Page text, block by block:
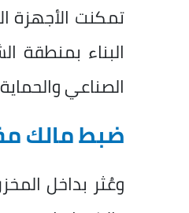
تمكنت الأجهزة
البناء بمنطقة
الصناعي
ضبط مالك
وعُثر بداخل